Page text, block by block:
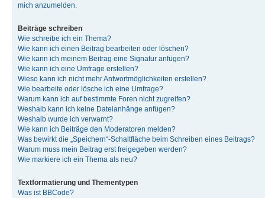
mich anzumelden.
Beiträge schreiben
Wie schreibe ich ein Thema?
Wie kann ich einen Beitrag bearbeiten oder löschen?
Wie kann ich meinem Beitrag eine Signatur anfügen?
Wie kann ich eine Umfrage erstellen?
Wieso kann ich nicht mehr Antwortmöglichkeiten erstellen?
Wie bearbeite oder lösche ich eine Umfrage?
Warum kann ich auf bestimmte Foren nicht zugreifen?
Weshalb kann ich keine Dateianhänge anfügen?
Weshalb wurde ich verwarnt?
Wie kann ich Beiträge den Moderatoren melden?
Was bewirkt die „Speichern“-Schaltfläche beim Schreiben eines Beitrags?
Warum muss mein Beitrag erst freigegeben werden?
Wie markiere ich ein Thema als neu?
Textformatierung und Thementypen
Was ist BBCode?